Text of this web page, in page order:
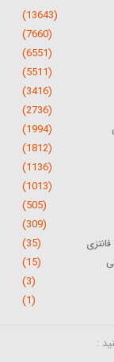
(13643)
(7660)
(6551)
(5511)
(3416)
(2736)
(1994)
(1812)
(1136)
(1013)
(505)
(309)
(35)
(15)
(3)
(1)
: